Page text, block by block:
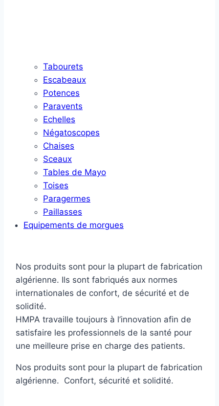
Tabourets
Escabeaux
Potences
Paravents
Echelles
Négatoscopes
Chaises
Sceaux
Tables de Mayo
Toises
Paragermes
Paillasses
Equipements de morgues
Nos produits sont pour la plupart de fabrication
algérienne. Ils sont fabriqués aux normes
internationales de confort, de sécurité et de
solidité.
HMPA travaille toujours à l’innovation afin de
satisfaire les professionnels de la santé pour
une meilleure prise en charge des patients.
Nos produits sont pour la plupart de fabrication
algérienne. Confort, sécurité et solidité.